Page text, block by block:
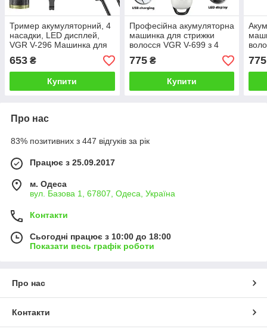
Тример акумуляторний, 4
насадки, LED дисплей,
VGR V-296 Машинка для
стрижки волосся
653 ₴
Купити
Професійна акумуляторна
машинка для стрижки
волосся VGR V-699 з 4
змінними насадками 3-12
мм White
775₴
Купити
LED
775
Про нас
83% позитивних з 447 відгуків за рік
Працює з 25.09.2017
м. Одеса
вул. Базова 1, 67807, Одеса, Україна
Контакти
Сьогодні працює з 10:00 до 18:00
Показати весь графік роботи
Про нас
Контакти